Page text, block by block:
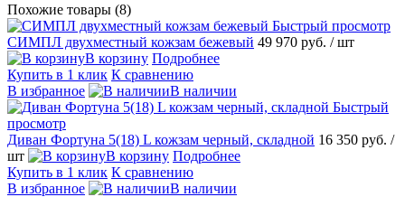
Похожие товары (8)
Быстрый просмотр
СИМПЛ двухместный кожзам бежевый 49 970 руб. / шт
В корзину Подробнее
Купить в 1 клик К сравнению
В избранное
В наличии
Быстрый
просмотр
Диван Фортуна 5(18) L кожзам черный, складной 16 350 руб. /
шт
В корзину Подробнее
Купить в 1 клик К сравнению
В избранное
В наличии